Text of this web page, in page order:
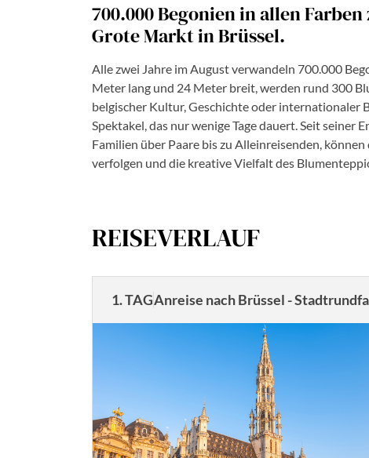
700.000 Begonien in allen
Grote Markt in Brüssel.
Alle zwei Jahre im August verwandeln 700.000
Meter lang und 24 Meter breit, werden rund 300
belgischer Kultur, Geschichte oder internationaler
Spektakel, das nur wenige Tage dauert. Seit
Familien über Paare bis zu Alleinreisenden,
verfolgen und die kreative Vielfalt des
REISEVERLAUF
1. TAG Anreise nach Brüssel -